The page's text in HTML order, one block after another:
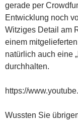
gerade per
Entwicklung noch
Witziges Detail am
einem
natürlich auch eine
durchhalten.
https://
Wussten Sie